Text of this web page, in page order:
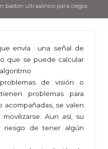
bastón ultrasónico para ciegos
envía una señal de
que se puede calcular
de visión o
problemas para
acompañadas, se valen
Aun así, su
riesgo de tener algún